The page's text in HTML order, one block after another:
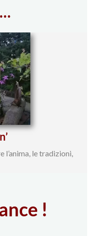
l’anima, le tradizioni,
!